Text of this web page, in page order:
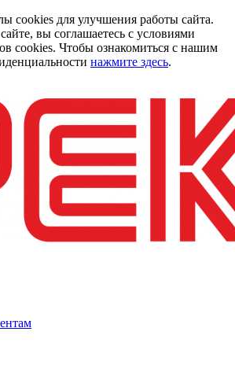
cookies для улучшения работы сайта.
вы соглашаетесь с условиями
cookies. Чтобы ознакомиться с нашим
нажмите здесь.